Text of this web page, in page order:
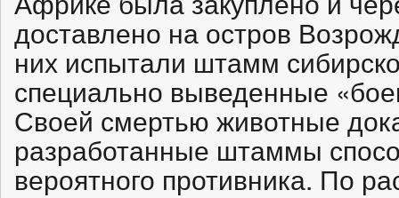
доставлено на остров
них испытали штамм
специально выведенные
Своей смертью животные
разработанные штаммы
вероятного противника. По